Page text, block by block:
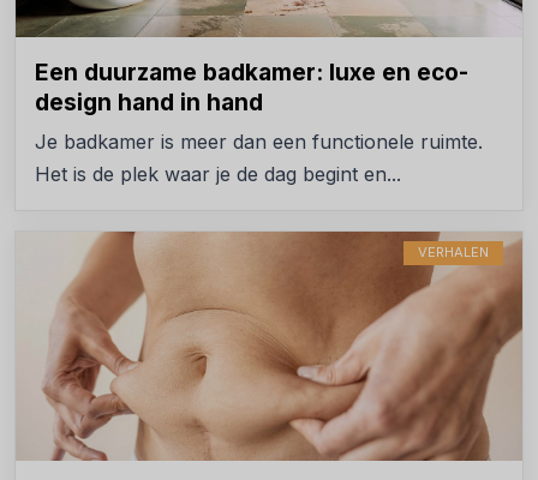
Een duurzame badkamer: luxe en eco-
design hand in hand
Je badkamer is meer dan een functionele ruimte.
Het is de plek waar je de dag begint en...
VERHALEN